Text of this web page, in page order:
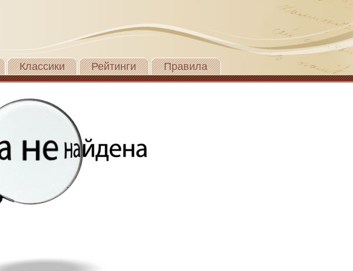
Классики Рейтинги Правила